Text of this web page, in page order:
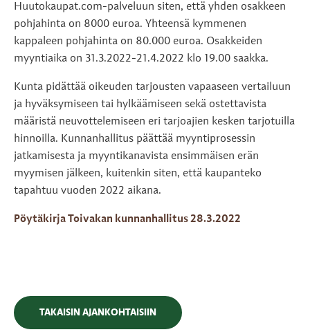
Huutokaupat.com-palveluun siten, että yhden osakkeen
pohjahinta on 8000 euroa. Yhteensä kymmenen
kappaleen pohjahinta on 80.000 euroa. Osakkeiden
myyntiaika on 31.3.2022-21.4.2022 klo 19.00 saakka.
Kunta pidättää oikeuden tarjousten vapaaseen vertailuun
ja hyväksymiseen tai hylkäämiseen sekä ostettavista
määristä neuvottelemiseen eri tarjoajien kesken tarjotuilla
hinnoilla. Kunnanhallitus päättää myyntiprosessin
jatkamisesta ja myyntikanavista ensimmäisen erän
myymisen jälkeen, kuitenkin siten, että kaupanteko
tapahtuu vuoden 2022 aikana.
Pöytäkirja Toivakan kunnanhallitus 28.3.2022
TAKAISIN AJANKOHTAISIIN